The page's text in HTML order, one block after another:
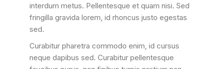
interdum metus. Pellentesque et quam nisi. Sed
fringilla gravida lorem, id rhoncus justo egestas
sed.
Curabitur pharetra commodo enim, id cursus
neque dapibus sed. Curabitur pellentesque